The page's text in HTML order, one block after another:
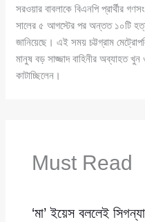
সরওয়ার বাবলাকে বিএনপি প্রার্থীর
সালের ৫ আগস্টের পর অন্তত ১০টি
জানিয়েছে। এই সময় চট্টগ্রাম
মানুষ বড় সাজ্জাদ বাহিনীর অব্যাহত
কাটাচ্ছিলেন।
Must Read
‘মা’ ইয়েস বললেই